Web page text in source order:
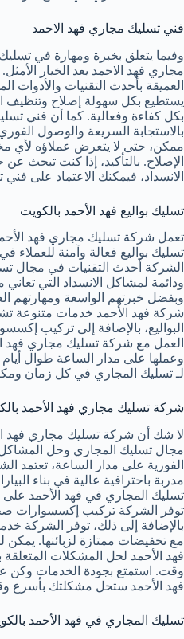
فني تسليك مجاري فهد الاحمد
وفيما يتعلق بخبرة ومهارة في
مجاري فهد الاحمد يعد الخيار
العميقة بأحدث التقنيات والأدوات
يستطيع بكل سهولة إصلاح وتنظيف
بكل كفاءة وفعالية. كما أن فني
بالاستجابة السريعة والوصول
ممكن، حتى لا يتعرض عملاؤه لأي
الإصلاح. بالتأكيد، إذا كنت تبحث
الانسداد، فيمكنك الاعتماد على
تسليك بواليع فهد الأحمد بالكويت
تعمل شركة تسليك مجاري فهد
تسليك بواليع فعالة وآمنة للعملاء
الشركة أحدث التقنيات في مجال
ودائمة لمشاكل الانسداد التي تعاني
وبفضل خبرتهم الواسعة ومهارتهم
شركة فهد الأحمد خدمات متنوعة
البواليع، بالإضافة إلى تركيب
العمل مع شركة تسليك مجاري فهد
وعملها على مدار الساعة طوال أيام
لـ تسليك المجاري في كل زمان
شركة تسليك مجاري فهد الأحمد
لا شك أن شركة تسليك مجاري فهد
مجال تسليك المجاري وحل المشاكل
الفورية على مدار الساعة، تعتمد
مدربة باحترافية عالية في بناء
تسليك المجاري في فهد الأحمد على
توفر الشركة تركيب إكسسوارات
بالإضافة إلى ذلك، توفر الشركة
مع تخفيضات ممتازة لزبائنها.
فهد الأحمد لحل المشكلات
وقت. استمتع بجودة الخدمات وكن
فهد الأحمد ستحل مشكلتك بأسرع
تسليك المجاري في فهد الأحمد